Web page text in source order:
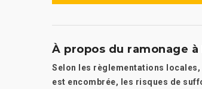
À propos du ramonage à
Selon les règlementations
est encombrée, les risques de